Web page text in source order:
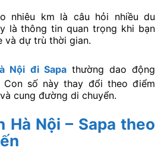
nhiêu km là câu hỏi nhiều du
là thông tin quan trọng khi bạn
và dự trù thời gian.
Nội đi Sapathường dao động
Con số này thay đổi theo điểm
cung đường di chuyển.
Hà Nội – Sapa theo